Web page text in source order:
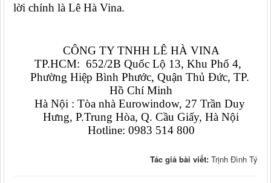
lời chính là Lê Hà Vina.
CÔNG TY TNHH LÊ HÀ VINA
TP.HCM:  652/2B Quốc Lộ 13, Khu Phố 4,
Phường Hiệp Bình Phước, Quận Thủ Đức, TP.
Hồ Chí Minh
Hà Nội : Tòa nhà Eurowindow, 27 Trần Duy
Hưng, P.Trung Hòa, Q. Cầu Giấy, Hà Nội
Hotline: 0983 514 800
Tác giả bài viết: Trịnh Đình Tý